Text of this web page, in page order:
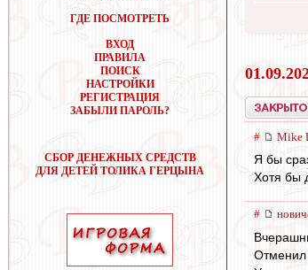
ГДЕ ПОСМОТРЕТЬ
ВХОД
ПРАВИЛА
ПОИСК
НАСТРОЙКИ
РЕГИСТРАЦИЯ
ЗАБЫЛИ ПАРОЛЬ?
СБОР ДЕНЕЖНЫХ СРЕДСТВ
ДЛЯ ДЕТЕЙ ТОЛИКА ГЕРЦЫНА
Закрыто
# Mike
Я бы
Хотя бы
#
Отменил